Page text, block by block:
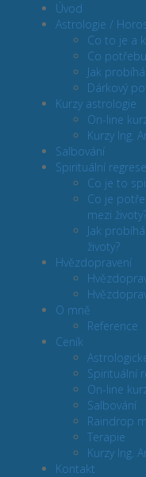
Úvod
Astrologie /
Co to je a
Co
Jak
Dárkový
Kurzy astrologie
On-line
Kurzy Ing.
Salbování
Spirituální regrese
Co je to
Co je
mezi
Jak
životy?
Hvězdopravení
O mně
Reference
Ceník
Spirituální
On-line
Salbování
Raindrop
Terapie
Kurzy Ing.
Kontakt